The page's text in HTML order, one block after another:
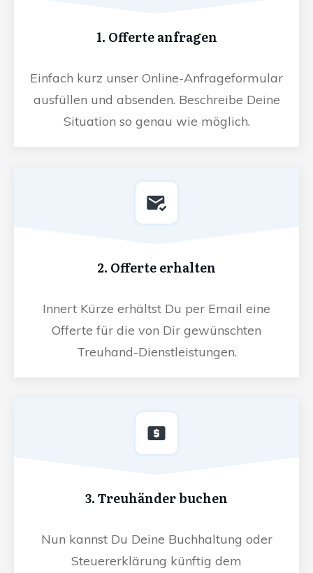
1. Offerte anfragen
Einfach kurz unser Online-Anfrageformular
ausfüllen und absenden. Beschreibe Deine
Situation so genau wie möglich.
2. Offerte erhalten
Innert Kürze erhältst Du per Email eine
Offerte für die von Dir gewünschten
Treuhand-Dienstleistungen.
3. Treuhänder buchen
Nun kannst Du Deine Buchhaltung oder
Steuererklärung künftig dem